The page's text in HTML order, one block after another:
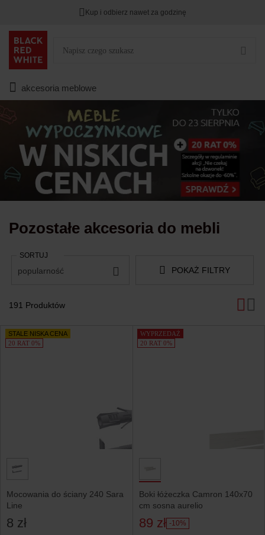
DODATKOWE -3%PRZY ZAKUPIE 2
Kup i odbierz nawet za godzinę
akcesoria meblowe
Pozostałe akcesoria do mebli
191 Produktów
POKAŻ FILTRY
SORTUJ
popularność
Produkty
STALE NISKA CENA
20 RAT 0%
Mocowania do ściany 240 Sara
Line
8 zł
WYPRZEDAŻ
20 RAT 0%
Boki łóżeczka Camron 140x70
cm sosna aurelio
89 zł -10%